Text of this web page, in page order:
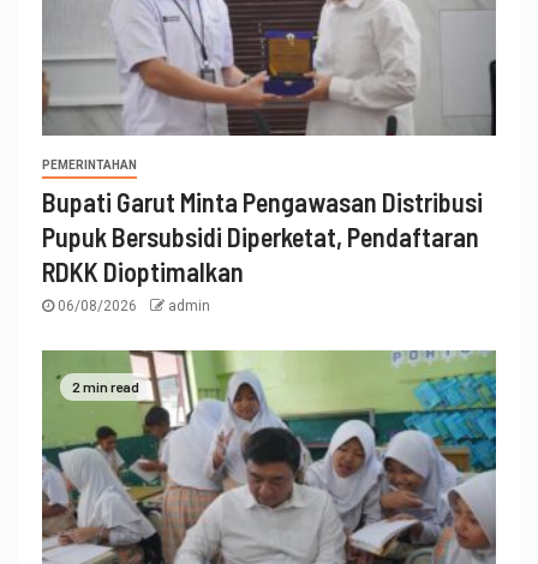
PEMERINTAHAN
Bupati Garut Minta Pengawasan Distribusi
Pupuk Bersubsidi Diperketat, Pendaftaran
RDKK Dioptimalkan
06/08/2026 admin
2 min read